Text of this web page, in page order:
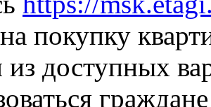
покупку
из доступных